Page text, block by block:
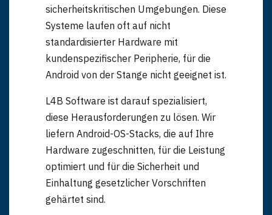
sicherheitskritischen Umgebungen. Diese
Systeme laufen oft auf nicht
standardisierter Hardware mit
kundenspezifischer Peripherie, für die
Android von der Stange nicht geeignet ist.
L4B Software ist darauf spezialisiert,
diese Herausforderungen zu lösen. Wir
liefern Android-OS-Stacks, die auf Ihre
Hardware zugeschnitten, für die Leistung
optimiert und für die Sicherheit und
Einhaltung gesetzlicher Vorschriften
gehärtet sind.